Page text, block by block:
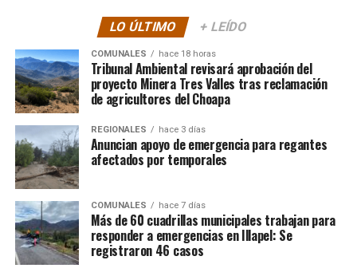
LO ÚLTIMO + LEÍDO
COMUNALES hace 18 horas
Tribunal Ambiental revisará aprobación del
proyecto Minera Tres Valles tras reclamación
de agricultores del Choapa
REGIONALES hace 3 días
Anuncian apoyo de emergencia para regantes
afectados por temporales
COMUNALES hace 7 días
Más de 60 cuadrillas municipales trabajan para
responder a emergencias en Illapel: Se
registraron 46 casos